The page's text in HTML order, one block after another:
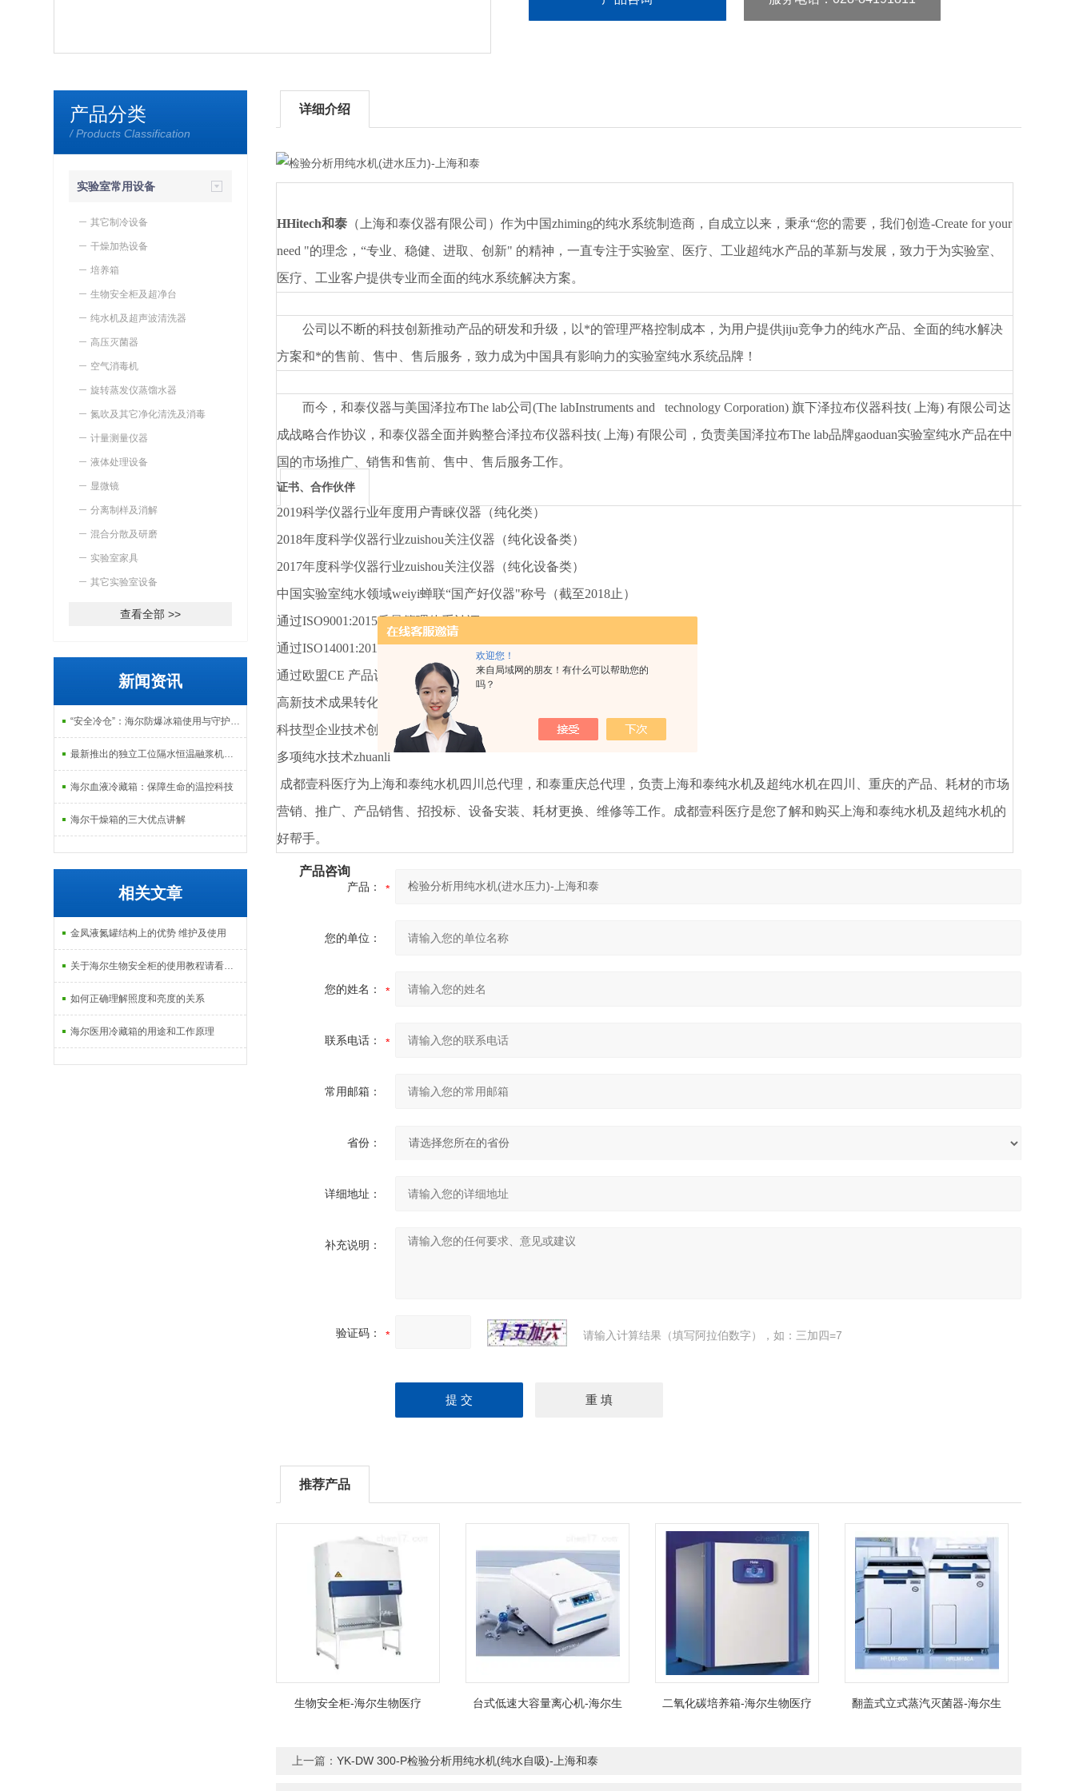
欢迎您！
来自局域网的朋友！有什么可以帮助您的
吗？
产品分类
/ Products Classification
实验室常用设备
其它制冷设备
干燥加热设备
培养箱
生物安全柜及超净台
纯水机及超声波清洗器
高压灭菌器
空气消毒机
旋转蒸发仪蒸馏水器
氮吹及其它净化清洗及消毒
计量测量仪器
液体处理设备
显微镜
分离制样及消解
混合分散及研磨
实验室家具
其它实验室设备
查看全部 >>
新闻资讯
“安全冷仓”：海尔防爆冰箱使用与守护指南
最新推出的独立工位隔水恒温融浆机产品系列
海尔血液冷藏箱：保障生命的温控科技
海尔干燥箱的三大优点讲解
相关文章
金凤液氮罐结构上的优势 维护及使用
关于海尔生物安全柜的使用教程请看这里
如何正确理解照度和亮度的关系
海尔医用冷藏箱的用途和工作原理
详细介绍
HHitech和泰 （上海和泰仪器有限公司）作为中国zhiming的纯水系统制造商，自成立以来，秉承“您的需要，我们创造-Create for your
need "的理念，“专业、稳健、进取、创新" 的精神，一直专注于实验室、医疗、工业超纯水产品的革新与发展，致力于为实验室、
医疗、工业客户提供专业而全面的纯水系统解决方案。
公司以不断的科技创新推动产品的研发和升级，以*的管理严格控制成本，为用户提供jiju竞争力的纯水产品、全面的纯水解决
方案和*的售前、售中、售后服务，致力成为中国具有影响力的实验室纯水系统品牌！
而今，和泰仪器与美国泽拉布The lab公司(The labInstruments and technology Corporation) 旗下泽拉布仪器科技( 上海) 有限公司达
成战略合作协议，和泰仪器全面并购整合泽拉布仪器科技( 上海) 有限公司，负责美国泽拉布The lab品牌gaoduan实验室纯水产品在中
国的市场推广、销售和售前、售中、售后服务工作。
证书、合作伙伴
2019科学仪器行业年度用户青睐仪器（纯化类）
2018年度科学仪器行业zuishou关注仪器（纯化设备类）
2017年度科学仪器行业zuishou关注仪器（纯化设备类）
中国实验室纯水领域weiyi蝉联“国产好仪器"称号（截至2018止）
通过ISO9001:2015质量管理体系认证
通过ISO14001:2015环境管理体系认证
通过欧盟CE 产品认证
高新技术成果转化项目企业
科技型企业技术创新基金项目支持企业
多项纯水技术zhuanli
成都壹科医疗为上海和泰纯水机四川总代理，和泰重庆总代理，负责上海和泰纯水机及超纯水机在四川、重庆的产品、耗材的市场
营销、推广、产品销售、招投标、设备安装、耗材更换、维修等工作。成都壹科医疗是您了解和购买上海和泰纯水机及超纯水机的
好帮手。
产品咨询
产品：
您的单位：
您的姓名：
联系电话：
常用邮箱：
省份：
详细地址：
补充说明：
验证码： 请输入计算结果（填写阿拉伯数字），如：三加四=7
推荐产品
生物安全柜-海尔生物医疗
台式低速大容量离心机-海尔生
二氧化碳培养箱-海尔生物医疗
翻盖式立式蒸汽灭菌器-海尔生
上一篇：YK-DW 300-P检验分析用纯水机(纯水自吸)-上海和泰